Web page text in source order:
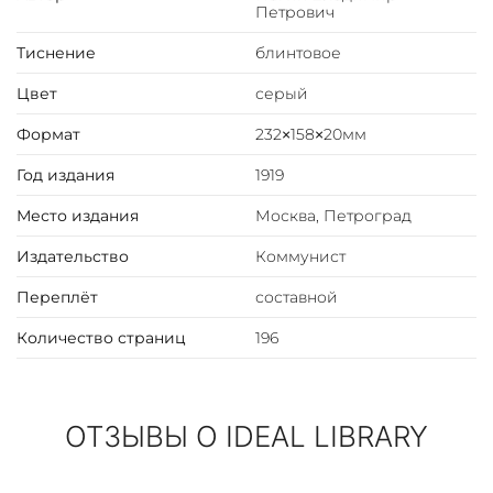
Петрович
Тиснение блинтовое
Цвет серый
Формат 232×158×20мм
Год издания 1919
Место издания Москва, Петроград
Издательство Коммунист
Переплёт составной
Количество страниц 196
ОТЗЫВЫ О IDEAL LIBRARY